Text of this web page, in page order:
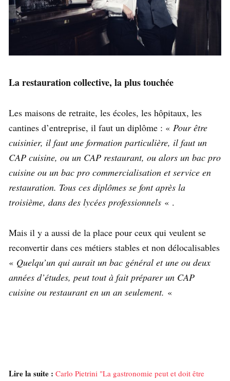
La restauration collective, la plus touchée
Les maisons de retraite, les écoles, les hôpitaux, les
cantines d’entreprise, il faut un diplôme : « Pour être
cuisinier, il faut une formation particulière, il faut un
CAP cuisine, ou un CAP restaurant, ou alors un bac pro
cuisine ou un bac pro commercialisation et service en
restauration. Tous ces diplômes se font après la
troisième, dans des lycées professionnels « .
Mais il y a aussi de la place pour ceux qui veulent se
reconvertir dans ces métiers stables et non délocalisables
« Quelqu’un qui aurait un bac général et une ou deux
années d’études, peut tout à fait préparer un CAP
cuisine ou restaurant en un an seulement. «
Lire la suite : Carlo Pietrini "La gastronomie peut et doit être